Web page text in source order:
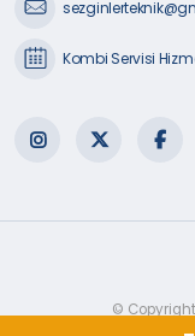
Kombi Servisi
© Copyright